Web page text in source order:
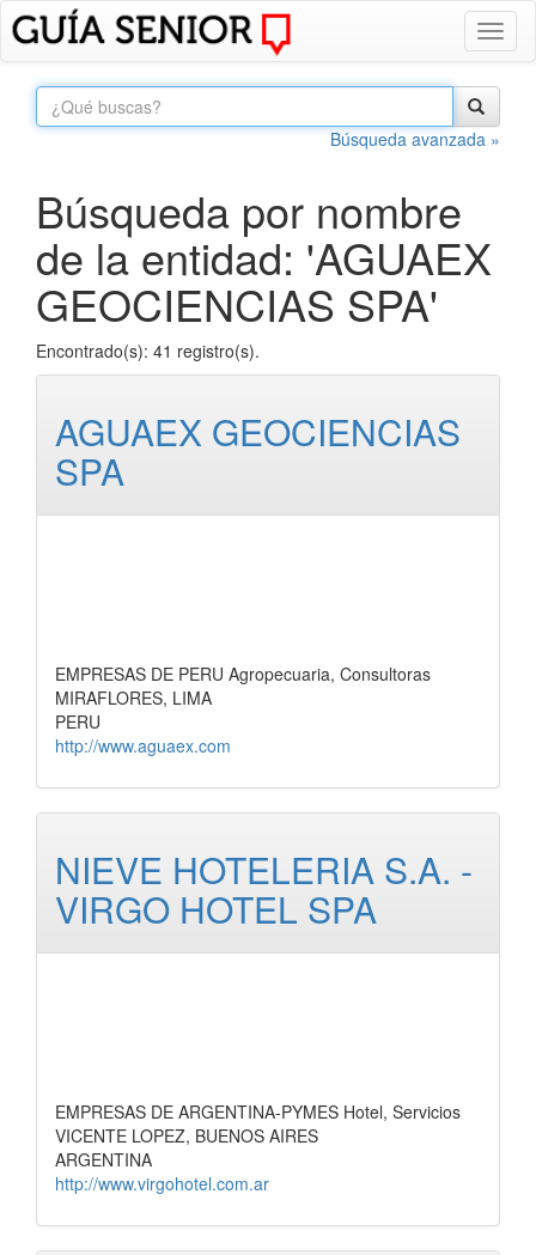
Búsqueda avanzada »
Búsqueda por nombre
de la entidad: 'AGUAEX
GEOCIENCIAS SPA'
Encontrado(s): 41 registro(s).
AGUAEX GEOCIENCIAS
SPA
EMPRESAS DE PERU Agropecuaria, Consultoras
MIRAFLORES, LIMA
PERU
http://www.aguaex.com
NIEVE HOTELERIA S.A. -
VIRGO HOTEL SPA
EMPRESAS DE ARGENTINA-PYMES Hotel, Servicios
VICENTE LOPEZ, BUENOS AIRES
ARGENTINA
http://www.virgohotel.com.ar